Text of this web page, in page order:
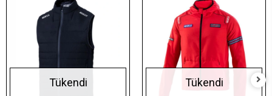
Tükendi Tükendi